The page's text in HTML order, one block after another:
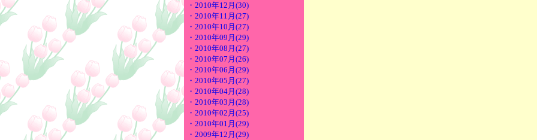
・2010年12月(30)
・2010年11月(27)
・2010年10月(27)
・2010年09月(29)
・2010年08月(27)
・2010年07月(26)
・2010年06月(29)
・2010年05月(27)
・2010年04月(28)
・2010年03月(28)
・2010年02月(25)
・2010年01月(29)
・2009年12月(29)